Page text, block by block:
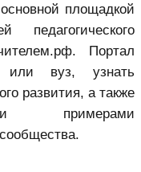
площадкой
педагогического
Портал
или вуз, узнать
развития, а также
примерами